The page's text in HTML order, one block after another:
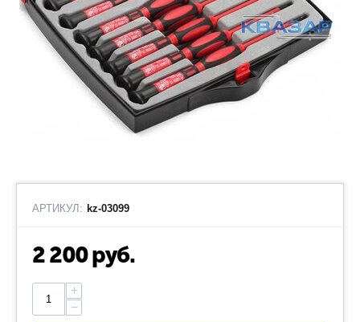
АРТИКУЛ: kz-03099
2 200руб.
+
−